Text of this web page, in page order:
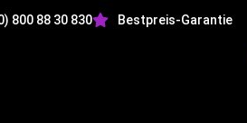
800 88 30 830 Bestpreis-Garantie